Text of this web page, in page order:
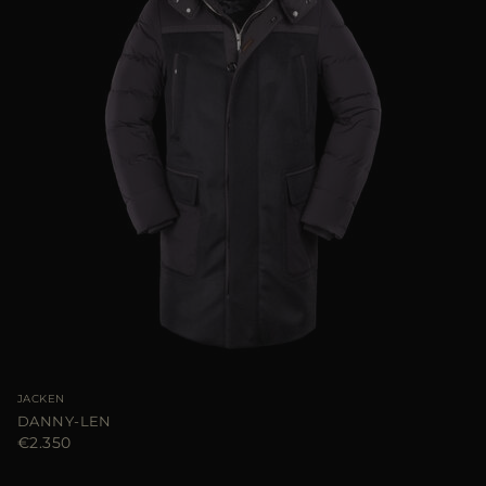
JACKEN
DANNY-LEN
€2.350